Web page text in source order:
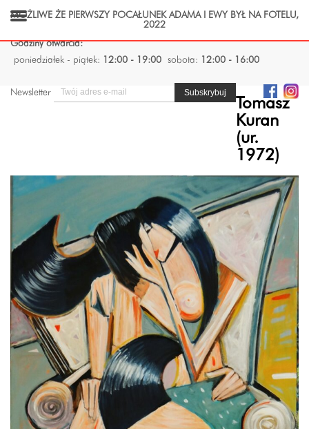
Godziny otwarcia:
poniedziałek - piątek:
12:00 - 19:00 sobota: 12:00 - 16:00
Newsletter
Tomasz
Kuran
(ur.
1972)
MOŻLIWE ŻE PIERWSZY POCAŁUNEK ADAMA I EWY BYŁ NA FOTELU,
2022